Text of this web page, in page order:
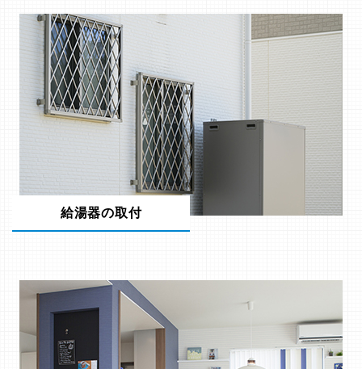
給湯器の取付